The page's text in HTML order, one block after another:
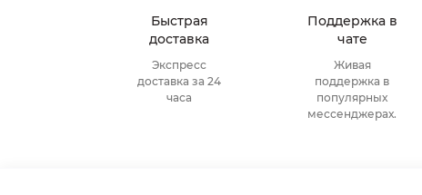
Быстрая
доставка
Экспресс
доставка за 24
часа
Поддержка в
чате
Живая
поддержка в
популярных
мессенджерах.